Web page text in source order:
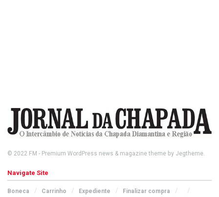
© 2022 FM - Premium WordPress news & magazine theme by Jegtheme.
Navigate Site
Boneca Carrinho Expediente Finalizar compra